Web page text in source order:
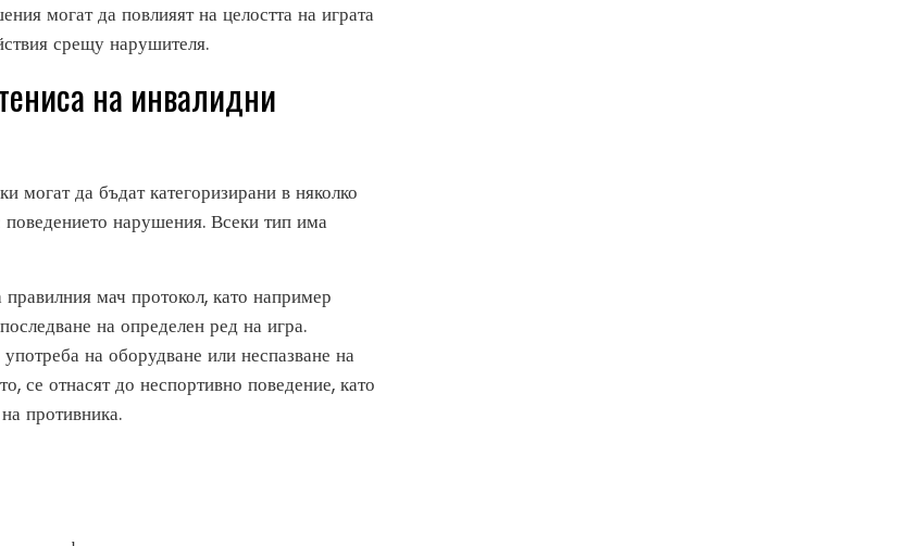
могат да повлияят на целостта на играта
срещу нарушителя.
на инвалидни
могат да бъдат категоризирани в няколко
нарушения. Всеки тип има
мач протокол, като например
на определен ред на игра.
на оборудване или неспазване на
се отнасят до неспортивно поведение, като
противника.